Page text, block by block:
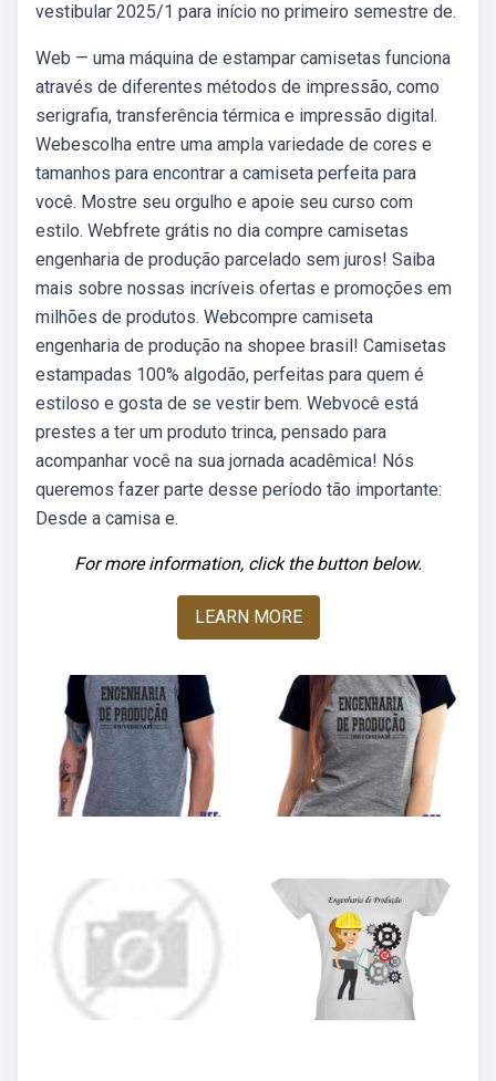
vestibular 2025/1 para início no primeiro semestre de.
Web — uma máquina de estampar camisetas funciona
através de diferentes métodos de impressão, como
serigrafia, transferência térmica e impressão digital.
Webescolha entre uma ampla variedade de cores e
tamanhos para encontrar a camiseta perfeita para
você. Mostre seu orgulho e apoie seu curso com
estilo. Webfrete grátis no dia compre camisetas
engenharia de produção parcelado sem juros! Saiba
mais sobre nossas incríveis ofertas e promoções em
milhões de produtos. Webcompre camiseta
engenharia de produção na shopee brasil! Camisetas
estampadas 100% algodão, perfeitas para quem é
estiloso e gosta de se vestir bem. Webvocê está
prestes a ter um produto trinca, pensado para
acompanhar você na sua jornada acadêmica! Nós
queremos fazer parte desse período tão importante:
Desde a camisa e.
For more information, click the button below.
LEARN MORE